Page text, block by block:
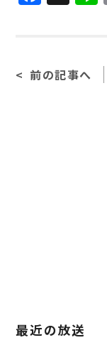
前の記事へ
最近の放送